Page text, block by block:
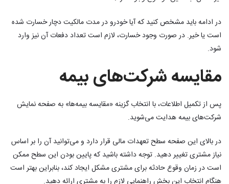
در ادامه باید مشخص کنید که آیا خودرو در مدت مالکیت دچار خسارت شده
است یا خیر. در صورت وجود خسارت، لازم است تعداد دفعات آن نیز وارد
شود.
مقایسه شرکت‌های بیمه
پس از تکمیل اطلاعات، با انتخاب گزینه «مقایسه بیمه‌ها» به صفحه نمایش
شرکت‌های بیمه هدایت می‌شوید.
در بالای این صفحه سطح تعهدات مالی قرار دارد و می‌توانید آن را بر اساس
نیاز مشتری تغییر دهید. توجه داشته باشید که پایین بودن این سطح ممکن
است در زمان وقوع حادثه برای مشتری مشکل ایجاد کند، بنابراین بهتر است
هنگام انتخاب این بخش راهنمایی لازم را به مشتری ارائه دهید.